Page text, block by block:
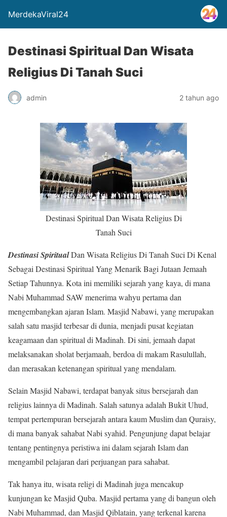
MerdekaViral24
Destinasi Spiritual Dan Wisata
Religius Di Tanah Suci
admin 2 tahun ago
Destinasi Spiritual Dan Wisata Religius Di
Tanah Suci
Destinasi SpiritualDan Wisata Religius Di Tanah Suci Di Kenal
Sebagai Destinasi Spiritual Yang Menarik Bagi Jutaan Jemaah
Setiap Tahunnya. Kota ini memiliki sejarah yang kaya, di mana
Nabi Muhammad SAW menerima wahyu pertama dan
mengembangkan ajaran Islam. Masjid Nabawi, yang merupakan
salah satu masjid terbesar di dunia, menjadi pusat kegiatan
keagamaan dan spiritual di Madinah. Di sini, jemaah dapat
melaksanakan sholat berjamaah, berdoa di makam Rasulullah,
dan merasakan ketenangan spiritual yang mendalam.
Selain Masjid Nabawi, terdapat banyak situs bersejarah dan
religius lainnya di Madinah. Salah satunya adalah Bukit Uhud,
tempat pertempuran bersejarah antara kaum Muslim dan Quraisy,
di mana banyak sahabat Nabi syahid. Pengunjung dapat belajar
tentang pentingnya peristiwa ini dalam sejarah Islam dan
mengambil pelajaran dari perjuangan para sahabat.
Tak hanya itu, wisata religi di Madinah juga mencakup
kunjungan ke Masjid Quba. Masjid pertama yang di bangun oleh
Nabi Muhammad, dan Masjid Qiblatain, yang terkenal karena